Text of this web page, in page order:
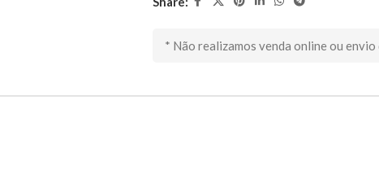
* Não realizamos venda online ou